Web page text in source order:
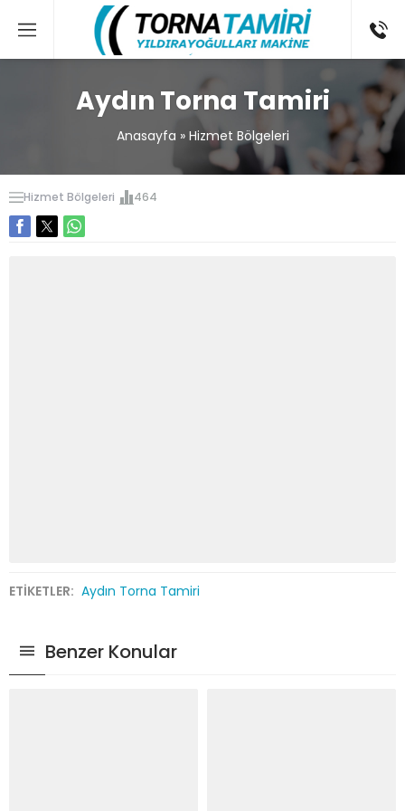
Aydın Torna Tamiri
Anasayfa » Hizmet Bölgeleri
Hizmet Bölgeleri 464
ETİKETLER: Aydın Torna Tamiri
Benzer Konular